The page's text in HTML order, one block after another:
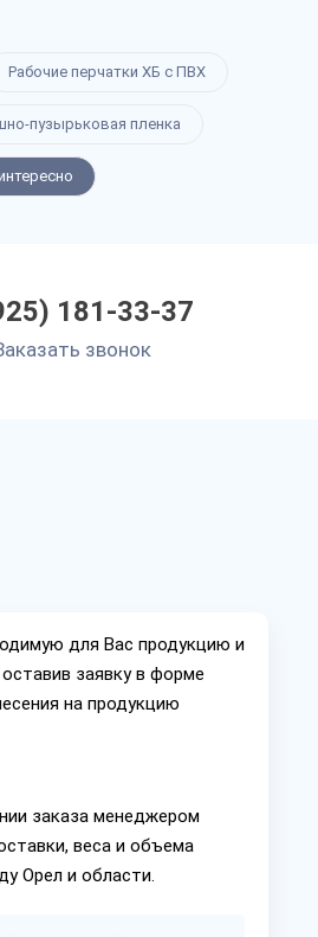
Рабочие перчатки ХБ с ПВХ
пузырьковая пленка
181-33-37
звонок
для Вас продукцию и
заявку в форме
на продукцию
заказа менеджером
веса и объема
Орел и области.